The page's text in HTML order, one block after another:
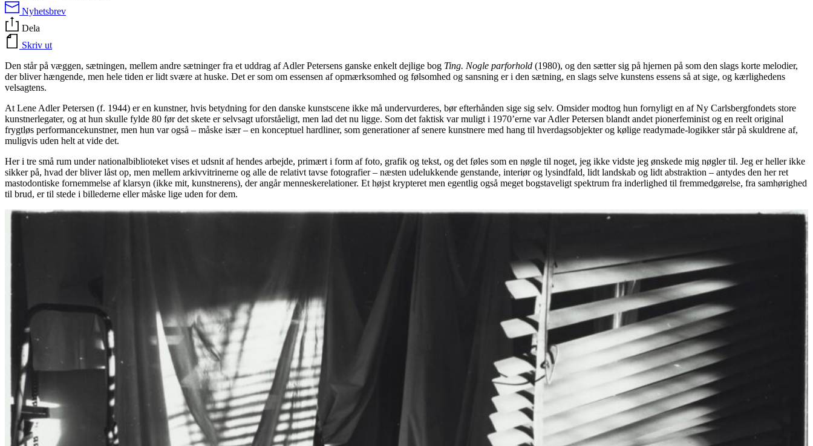
Nyhetsbrev
Dela
Skriv ut
Den står på væggen, sætningen, mellem andre sætninger fra et uddrag af Adler Petersens ganske enkelt dejlige bog Ting. Nogle parforhold (1980), og den sætter sig på hjernen på som den slags korte melodier,
der bliver hængende, men hele tiden er lidt svære at huske. Det er som om essensen af opmærksomhed og følsomhed og sansning er i den sætning, en slags selve kunstens essens så at sige, og kærlighedens
velsagtens.
At Lene Adler Petersen (f. 1944) er en kunstner, hvis betydning for den danske kunstscene ikke må undervurderes, bør efterhånden sige sig selv. Omsider modtog hun fornyligt en af Ny Carlsbergfondets store
kunstnerlegater, og at hun skulle fylde 80 før det skete er selvsagt uforståeligt, men lad det nu ligge. Som det faktisk var muligt i 1970’erne var Adler Petersen blandt andet pionerfeminist og en reelt original
frygtløs performancekunstner, men hun var også – måske især – en konceptuel hardliner, som generationer af senere kunstnere med hang til hverdagsobjekter og kølige readymade-logikker står på skuldrene af,
muligvis uden helt at vide det.
Her i tre små rum under nationalbiblioteket vises et udsnit af hendes arbejde, primært i form af foto, grafik og tekst, og det føles som en nøgle til noget, jeg ikke vidste jeg ønskede mig nøgler til. Jeg er heller ikke
sikker på, hvad der bliver låst op, men mellem arkivvitrinerne og alle de relativt tavse fotografier – næsten udelukkende genstande, interiør og lysindfald, lidt landskab og lidt abstraktion – antydes den her ret
mastodontiske fornemmelse af klarsyn (ikke mit, kunstnerens), der angår menneskerelationer. Et højst krypteret men egentlig også meget bogstaveligt spektrum fra inderlighed til fremmedgørelse, fra samhørighed
til brud, er til stede i billederne eller måske lige uden for dem.